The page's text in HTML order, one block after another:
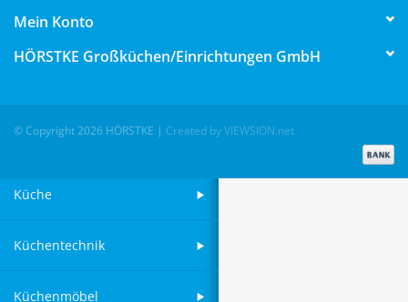
Berufsbekleidung
Küche
Küchentechnik
Küchenmöbel
Mein Konto
HÖRSTKE Großküchen/Einrichtungen GmbH
© Copyright 2026 HÖRSTKE | Created by VIEWSION.net